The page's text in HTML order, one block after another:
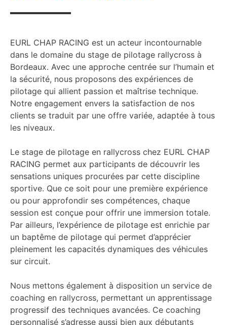
EURL CHAP RACING est un acteur incontournable
dans le domaine du stage de pilotage rallycross à
Bordeaux. Avec une approche centrée sur l’humain et
la sécurité, nous proposons des expériences de
pilotage qui allient passion et maîtrise technique.
Notre engagement envers la satisfaction de nos
clients se traduit par une offre variée, adaptée à tous
les niveaux.
Le stage de pilotage en rallycross chez EURL CHAP
RACING permet aux participants de découvrir les
sensations uniques procurées par cette discipline
sportive. Que ce soit pour une première expérience
ou pour approfondir ses compétences, chaque
session est conçue pour offrir une immersion totale.
Par ailleurs, l’expérience de pilotage est enrichie par
un baptême de pilotage qui permet d’apprécier
pleinement les capacités dynamiques des véhicules
sur circuit.
Nous mettons également à disposition un service de
coaching en rallycross, permettant un apprentissage
progressif des techniques avancées. Ce coaching
personnalisé s’adresse aussi bien aux débutants